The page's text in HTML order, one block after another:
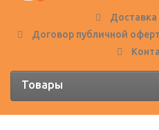
Доставка
Договор публичной
Товары